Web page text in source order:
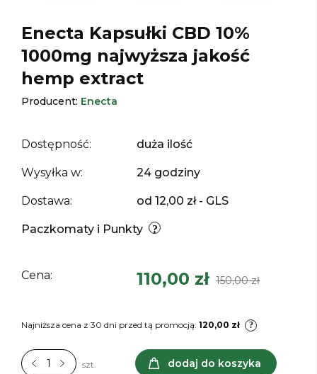
Enecta Kapsułki CBD 10%
1000mg najwyższa jakość
hemp extract
Producent: Enecta
Dostępność: duża ilość
Wysyłka w: 24 godziny
Dostawa: od 12,00 zł - GLS
Paczkomaty i Punkty
Cena: 110,00 zł 150,00 zł
Najniższa cena z 30 dni przed tą promocją: 120,00 zł
szt. dodaj do koszyka